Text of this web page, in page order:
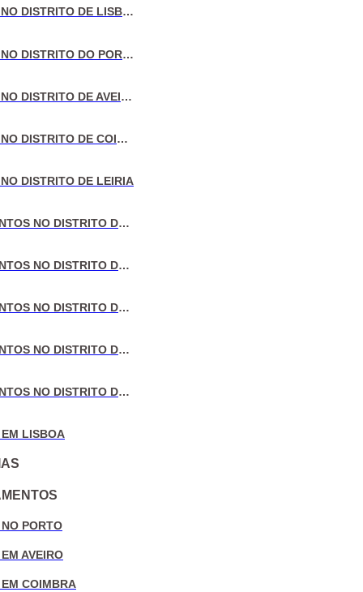
VENDA DE MORADIAS NO DISTRITO DE LISBOA
VENDA DE MORADIAS NO DISTRITO DO PORTO
VENDA DE MORADIAS NO DISTRITO DE AVEIRO
VENDA DE MORADIAS NO DISTRITO DE COIMBRA
DISTRITO DE LEIRIA
VENDA DE APARTAMENTOS NO DISTRITO DE LISBOA
VENDA DE APARTAMENTOS NO DISTRITO DO PORTO
VENDA DE APARTAMENTOS NO DISTRITO DE AVEIRO
VENDA DE APARTAMENTOS NO DISTRITO DE COIMBRA
VENDA DE APARTAMENTOS NO DISTRITO DE LEIRIA
LISBOA
PORTO
AVEIRO
COIMBRA